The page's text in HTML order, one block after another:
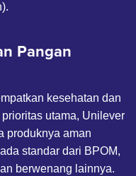
Pangan
kesehatan dan
utama, Unilever
produknya aman
standar dari BPOM,
berwenang lainnya.